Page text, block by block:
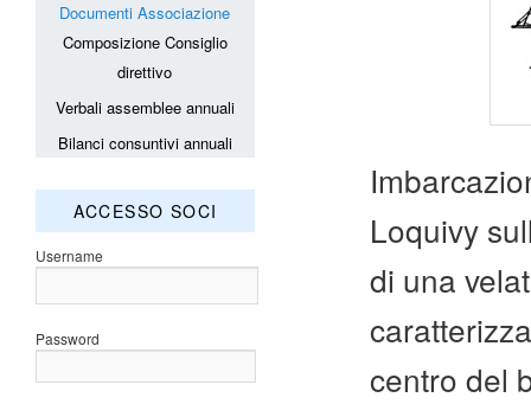
Loquivy
di una
centro del
Documenti Associazione
Composizione Consiglio
direttivo
Verbali assemblee annuali
Bilanci consuntivi annuali
ACCESSO SOCI
Username
Password